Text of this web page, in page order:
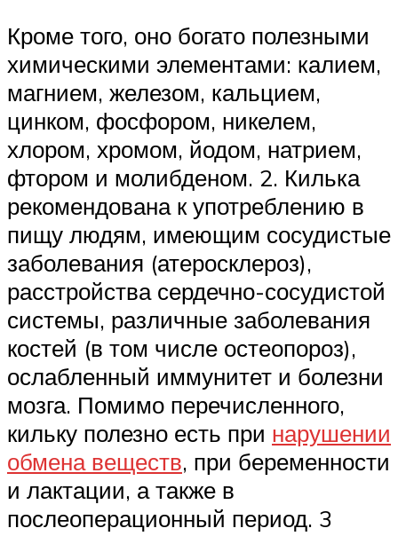
Кроме того, оно богато полезными
химическими элементами: калием,
магнием, железом, кальцием,
цинком, фосфором, никелем,
хлором, хромом, йодом, натрием,
фтором и молибденом. 2. Килька
рекомендована к употреблению в
пищу людям, имеющим сосудистые
заболевания (атеросклероз),
расстройства сердечно-сосудистой
системы, различные заболевания
костей (в том числе остеопороз),
ослабленный иммунитет и болезни
мозга. Помимо перечисленного,
кильку полезно есть при нарушении
обмена веществ, при беременности
и лактации, а также в
послеоперационный период. 3